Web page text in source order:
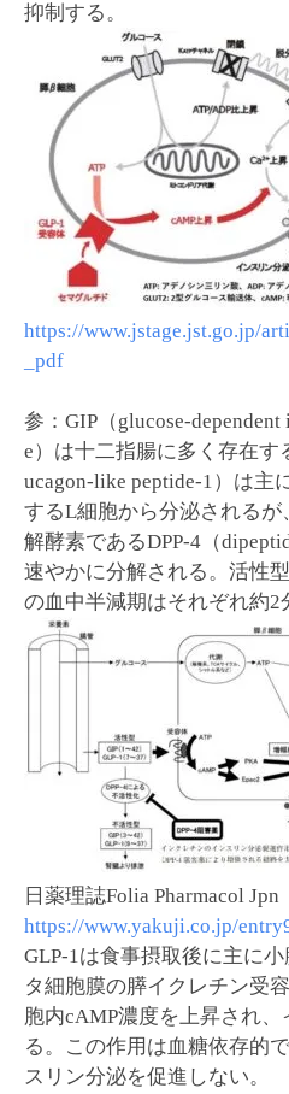
抑制する。
https://www.jstage.jst.go.jp/
_pdf
参：GIP（glucose-
e）は十二指腸に多く存在す
ucagon-like peptide-1）は主
するL細胞から分泌される
解酵素であるDPP-4（
速やかに分解される。活性
の血中半減期はそれぞれ約2
日薬理誌Folia Pharmacol
https://www.yakuji.co.jp/
GLP-1は食事摂取後に主に
タ細胞膜の膵イクレチン受
胞内cAMP濃度を上昇され
る。この作用は血糖依存的
スリン分泌を促進しない。